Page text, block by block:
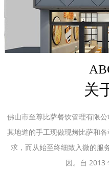
关
佛山市至尊比萨餐饮管理有限
其地道的手工现做现烤比萨和
求，而从始至终细致入微的服
因。自 2013